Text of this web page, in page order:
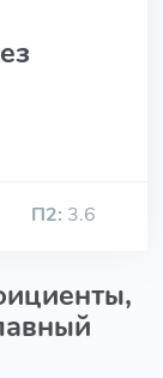
П2: 3.6